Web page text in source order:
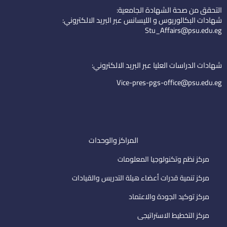
-
e
i
l
u
b
e
d
التحقق من صحة الشهادة الجامعية:
شهادات البكالوريوس و الليسانس عبر البريد الالكتروني:
Stu_Affairs@psu.edu.eg
شهادات الدراسات العليا عبر البريد الالكتروني:
Vice-pres-pgs-office@psu.edu.eg
المراكز والوحدات
مركز نظم وتكنولوجيا المعلومات
مركز تنمية قدرات أعضاء هيئة التدريس والقيادات
مركز توكيد الجودة والاعتماد
مركز التخطيط الاستراتيجى